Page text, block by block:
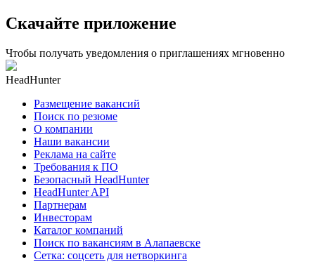
Скачайте приложение
Чтобы получать уведомления о приглашениях мгновенно
HeadHunter
Размещение вакансий
Поиск по резюме
О компании
Наши вакансии
Реклама на сайте
Требования к ПО
Безопасный HeadHunter
HeadHunter API
Партнерам
Инвесторам
Каталог компаний
Поиск по вакансиям в Алапаевске
Сетка: соцсеть для нетворкинга